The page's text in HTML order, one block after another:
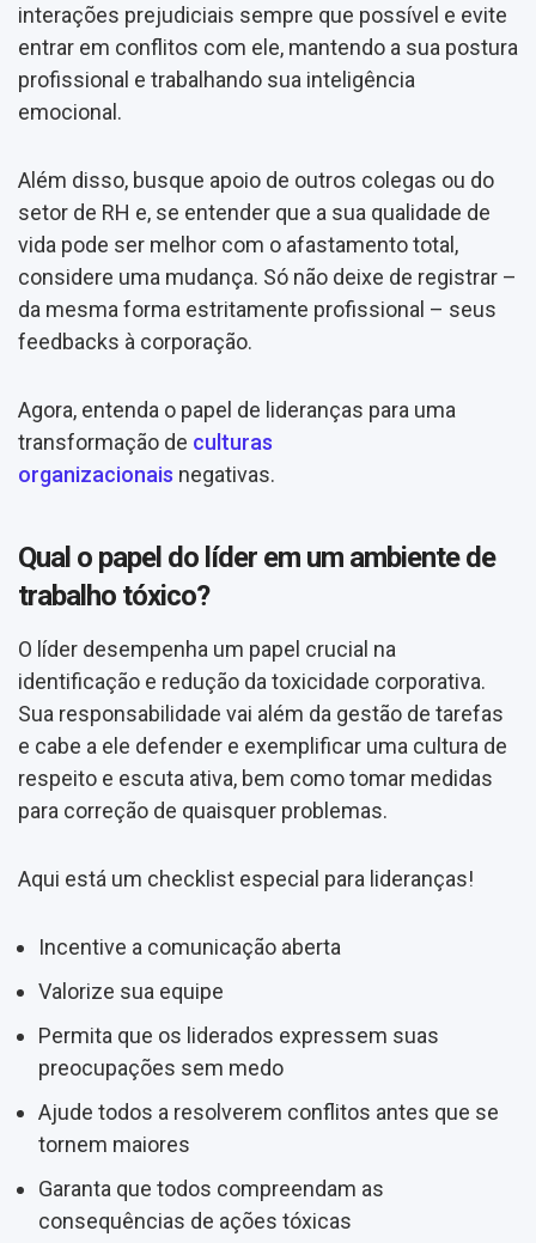
interações prejudiciais sempre que possível e evite
entrar em conflitos com ele, mantendo a sua postura
profissional e trabalhando sua inteligência
emocional.
Além disso, busque apoio de outros colegas ou do
setor de RH e, se entender que a sua qualidade de
vida pode ser melhor com o afastamento total,
considere uma mudança. Só não deixe de registrar –
da mesma forma estritamente profissional – seus
feedbacks à corporação.
Agora, entenda o papel de lideranças para uma
transformação de culturas
organizacionais negativas.
Qual o papel do líder em um ambiente de
trabalho tóxico?
O líder desempenha um papel crucial na
identificação e redução da toxicidade corporativa.
Sua responsabilidade vai além da gestão de tarefas
e cabe a ele defender e exemplificar uma cultura de
respeito e escuta ativa, bem como tomar medidas
para correção de quaisquer problemas.
Aqui está um checklist especial para lideranças!
Incentive a comunicação aberta
Valorize sua equipe
Permita que os liderados expressem suas
preocupações sem medo
Ajude todos a resolverem conflitos antes que se
tornem maiores
Garanta que todos compreendam as
consequências de ações tóxicas